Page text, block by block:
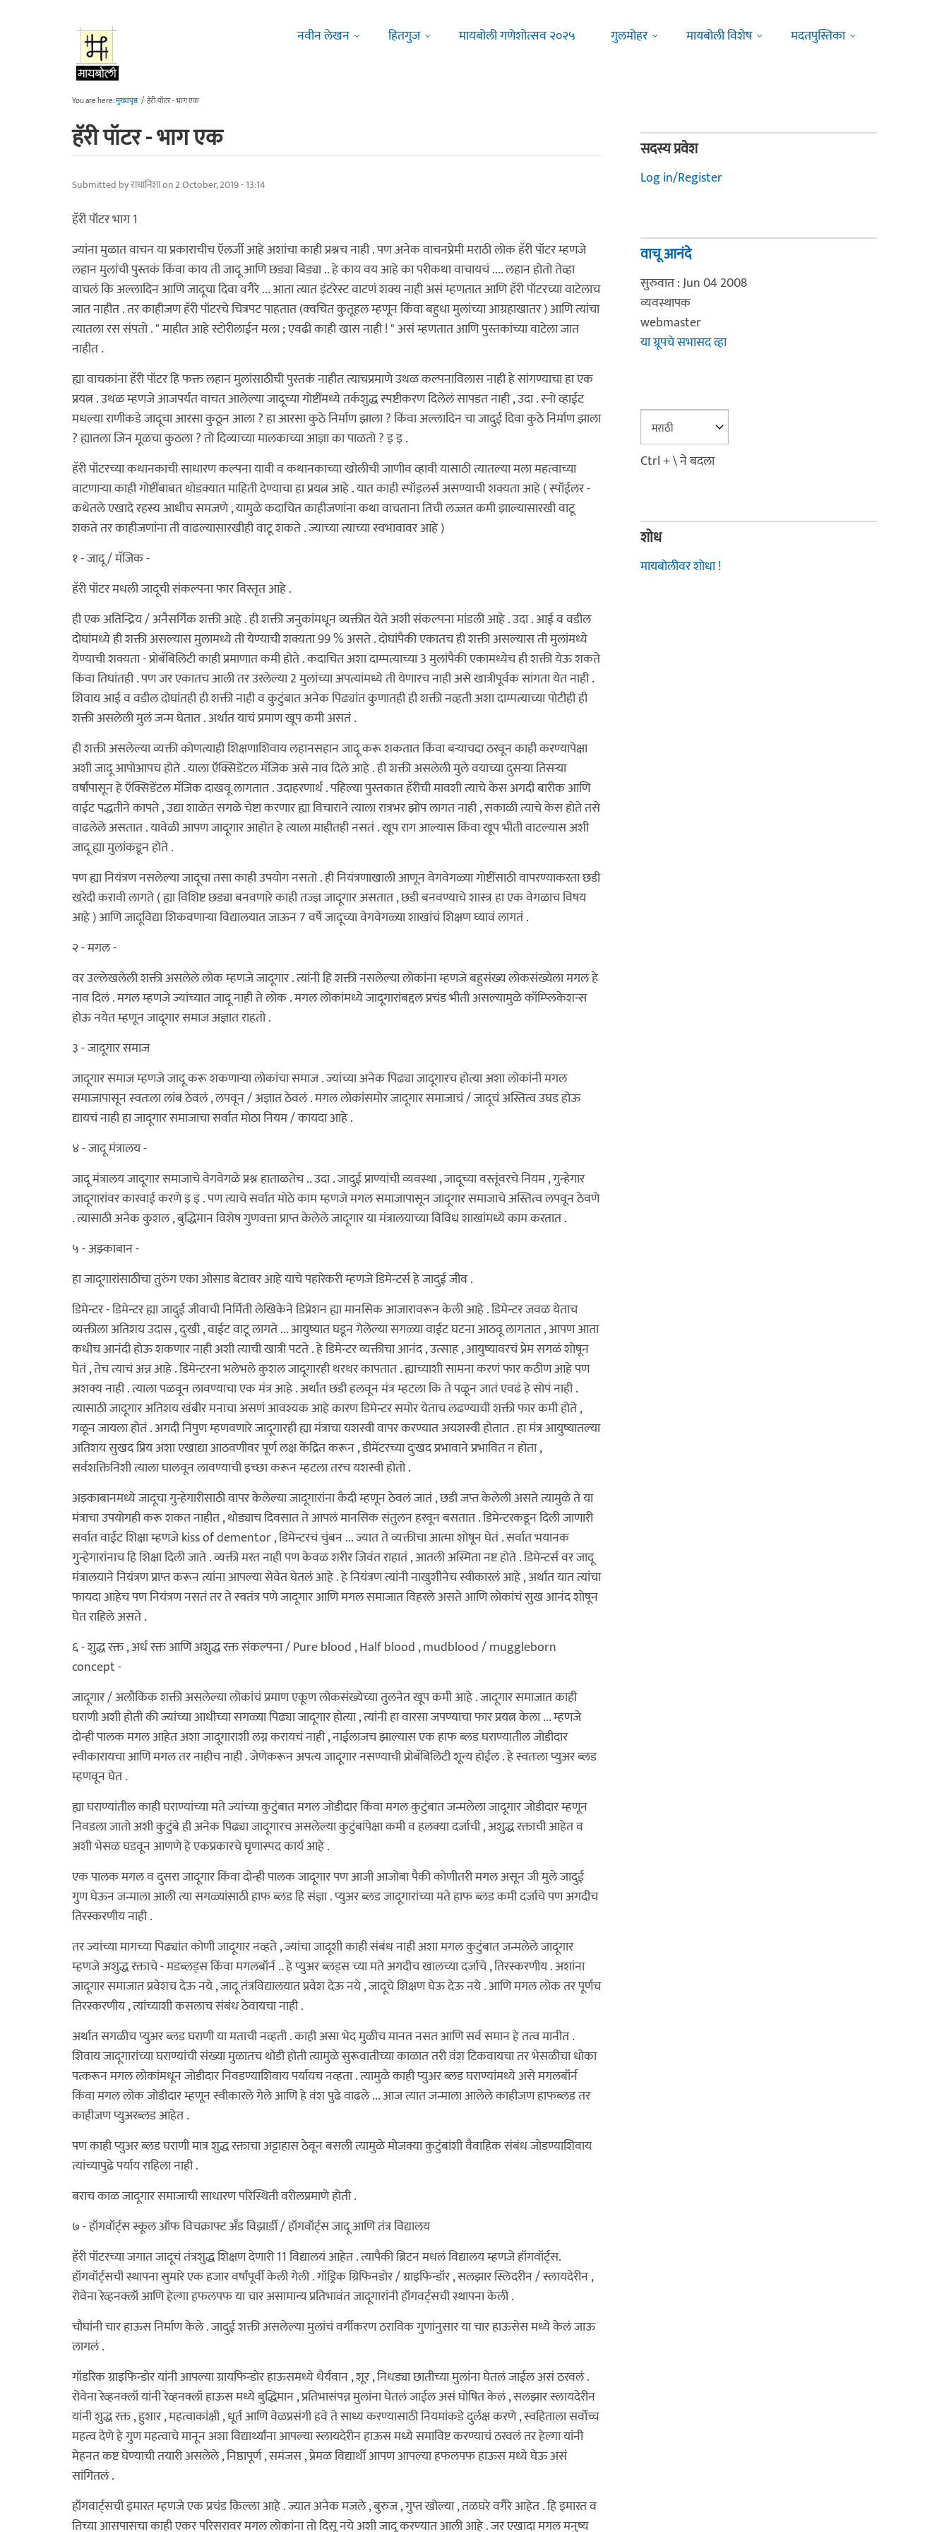
नवीन लेखन
हितगुज मायबोली गणेशोत्सव २०२५ गुलमोहर मायबोली विशेष मदतपुस्तिका
You are here:मुख्यपृष्ठ / हॅरी पॉटर - भाग एक
हॅरी पॉटर - भाग एक
Submitted byराधानिशाon 2 October, 2019 - 13:14
हॅरी पॉटर भाग 1
ज्यांना मुळात वाचन या प्रकाराचीच ऍलर्जी आहे अशांचा काही प्रश्नच नाही . पण अनेक वाचनप्रेमी मराठी लोक हॅरी पॉटर म्हणजे
लहान मुलांची पुस्तकं किंवा काय ती जादू आणि छड्या बिड्या .. हे काय वय आहे का परीकथा वाचायचं .... लहान होतो तेव्हा
वाचलं कि अल्लादिन आणि जादूचा दिवा वगैरे ... आता त्यात इंटरेस्ट वाटणं शक्य नाही असं म्हणतात आणि हॅरी पॉटरच्या वाटेलाच
जात नाहीत . तर काहीजण हॅरी पॉटरचे चित्रपट पाहतात (क्वचित कुतूहल म्हणून किंवा बहुधा मुलांच्या आग्रहाखातर ) आणि त्यांचा
त्यातला रस संपतो . " माहीत आहे स्टोरीलाईन मला ; एवढी काही खास नाही ! " असं म्हणतात आणि पुस्तकांच्या वाटेला जात
नाहीत .
ह्या वाचकांना हॅरी पॉटर हि फक्त लहान मुलांसाठीची पुस्तकं नाहीत त्याचप्रमाणे उथळ कल्पनाविलास नाही हे सांगण्याचा हा एक
प्रयत्न . उथळ म्हणजे आजपर्यंत वाचत आलेल्या जादूच्या गोष्टींमध्ये तर्कशुद्ध स्पष्टीकरण दिलेलं सापडत नाही , उदा . स्नो व्हाईट
मधल्या राणीकडे जादूचा आरसा कुठून आला ? हा आरसा कुठे निर्माण झाला ? किंवा अल्लादिन चा जादुई दिवा कुठे निर्माण झाला
? ह्यातला जिन मूळचा कुठला ? तो दिव्याच्या मालकाच्या आज्ञा का पाळतो ? इ इ .
हॅरी पॉटरच्या कथानकाची साधारण कल्पना यावी व कथानकाच्या खोलीची जाणीव व्हावी यासाठी त्यातल्या मला महत्वाच्या
वाटणाऱ्या काही गोष्टींबाबत थोडक्यात माहिती देण्याचा हा प्रयत्न आहे . यात काही स्पॉइलर्स असण्याची शक्यता आहे ( स्पॉईलर -
कथेतले एखादे रहस्य आधीच समजणे , यामुळे कदाचित काहीजणांना कथा वाचताना तिची लज्जत कमी झाल्यासारखी वाटू
शकते तर काहीजणांना ती वाढल्यासारखीही वाटू शकते . ज्याच्या त्याच्या स्वभावावर आहे )
१ - जादू / मॅजिक -
हॅरी पॉटर मधली जादूची संकल्पना फार विस्तृत आहे .
ही एक अतिन्द्रिय / अनैसर्गिक शक्ती आहे . ही शक्ती जनुकांमधून व्यक्तीत येते अशी संकल्पना मांडली आहे . उदा . आई व वडील
दोघांमध्ये ही शक्ती असल्यास मुलामध्ये ती येण्याची शक्यता 99 % असते . दोघांपैकी एकातच ही शक्ती असल्यास ती मुलांमध्ये
येण्याची शक्यता - प्रोबॅबिलिटी काही प्रमाणात कमी होते . कदाचित अशा दाम्पत्याच्या 3 मुलांपैकी एकामध्येच ही शक्ती येऊ शकते
किंवा तिघांतही . पण जर एकातच आली तर उरलेल्या 2 मुलांच्या अपत्यांमध्ये ती येणारच नाही असे खात्रीपूर्वक सांगता येत नाही .
शिवाय आई व वडील दोघांतही ही शक्ती नाही व कुटुंबात अनेक पिढ्यांत कुणातही ही शक्ती नव्हती अशा दाम्पत्याच्या पोटीही ही
शक्ती असलेली मुलं जन्म घेतात . अर्थात याचं प्रमाण खूप कमी असतं .
ही शक्ती असलेल्या व्यक्ती कोणत्याही शिक्षणाशिवाय लहानसहान जादू करू शकतात किंवा बऱ्याचदा ठरवून काही करण्यापेक्षा
अशी जादू आपोआपच होते . याला ऍक्सिडेंटल मॅजिक असे नाव दिले आहे . ही शक्ती असलेली मुले वयाच्या दुसऱ्या तिसऱ्या
वर्षांपासून हे ऍक्सिडेंटल मॅजिक दाखवू लागतात . उदाहरणार्थ . पहिल्या पुस्तकात हॅरीची मावशी त्याचे केस अगदी बारीक आणि
वाईट पद्धतीने कापते , उद्या शाळेत सगळे चेष्टा करणार ह्या विचाराने त्याला रात्रभर झोप लागत नाही , सकाळी त्याचे केस होते तसे
वाढलेले असतात . यावेळी आपण जादूगार आहोत हे त्याला माहीतही नसतं . खूप राग आल्यास किंवा खूप भीती वाटल्यास अशी
जादू ह्या मुलांकडून होते .
पण ह्या नियंत्रण नसलेल्या जादूचा तसा काही उपयोग नसतो . ही नियंत्रणाखाली आणून वेगवेगळ्या गोष्टींसाठी वापरण्याकरता छडी
खरेदी करावी लागते ( ह्या विशिष्ट छड्या बनवणारे काही तज्ज्ञ जादूगार असतात , छडी बनवण्याचे शास्त्र हा एक वेगळाच विषय
आहे ) आणि जादूविद्या शिकवणाऱ्या विद्यालयात जाऊन 7 वर्षे जादूच्या वेगवेगळ्या शाखांचं शिक्षण घ्यावं लागतं .
२ - मगल -
वर उल्लेखलेली शक्ती असलेले लोक म्हणजे जादूगार . त्यांनी हि शक्ती नसलेल्या लोकांना म्हणजे बहुसंख्य लोकसंख्येला मगल हे
नाव दिलं . मगल म्हणजे ज्यांच्यात जादू नाही ते लोक . मगल लोकांमध्ये जादूगारांबद्दल प्रचंड भीती असल्यामुळे कॉम्प्लिकेशन्स
होऊ नयेत म्हणून जादूगार समाज अज्ञात राहतो .
३ - जादूगार समाज
जादूगार समाज म्हणजे जादू करू शकणाऱ्या लोकांचा समाज . ज्यांच्या अनेक पिढ्या जादूगारच होत्या अशा लोकांनी मगल
समाजापासून स्वतःला लांब ठेवलं , लपवून / अज्ञात ठेवलं . मगल लोकांसमोर जादूगार समाजाचं / जादूचं अस्तित्व उघड होऊ
द्यायचं नाही हा जादूगार समाजाचा सर्वात मोठा नियम / कायदा आहे .
४ - जादू मंत्रालय -
जादू मंत्रालय जादूगार समाजाचे वेगवेगळे प्रश्न हाताळतेच .. उदा . जादुई प्राण्यांची व्यवस्था , जादूच्या वस्तूंवरचे नियम , गुन्हेगार
जादूगारांवर कारवाई करणे इ इ . पण त्याचे सर्वात मोठे काम म्हणजे मगल समाजापासून जादूगार समाजाचे अस्तित्व लपवून ठेवणे
. त्यासाठी अनेक कुशल , बुद्धिमान विशेष गुणवत्ता प्राप्त केलेले जादूगार या मंत्रालयाच्या विविध शाखांमध्ये काम करतात .
५ - अझ्काबान -
हा जादूगारांसाठीचा तुरुंग एका ओसाड बेटावर आहे याचे पहारेकरी म्हणजे डिमेन्टर्स हे जादुई जीव .
डिमेन्टर - डिमेन्टर ह्या जादुई जीवाची निर्मिती लेखिकेने डिप्रेशन ह्या मानसिक आजारावरून केली आहे . डिमेन्टर जवळ येताच
व्यक्तीला अतिशय उदास , दुःखी , वाईट वाटू लागते ... आयुष्यात घडून गेलेल्या सगळ्या वाईट घटना आठवू लागतात , आपण आता
कधीच आनंदी होऊ शकणार नाही अशी त्याची खात्री पटते . हे डिमेन्टर व्यक्तीचा आनंद , उत्साह , आयुष्यावरचं प्रेम सगळं शोषून
घेतं , तेच त्याचं अन्न आहे . डिमेन्टरना भलेभले कुशल जादूगारही थरथर कापतात . ह्याच्याशी सामना करणं फार कठीण आहे पण
अशक्य नाही . त्याला पळवून लावण्याचा एक मंत्र आहे . अर्थात छडी हलवून मंत्र म्हटला कि ते पळून जातं एवढं हे सोपं नाही .
त्यासाठी जादूगार अतिशय खंबीर मनाचा असणं आवश्यक आहे कारण डिमेन्टर समोर येताच लढण्याची शक्ती फार कमी होते ,
गळून जायला होतं . अगदी निपुण म्हणवणारे जादूगारही ह्या मंत्राचा यशस्वी वापर करण्यात अयशस्वी होतात . हा मंत्र आयुष्यातल्या
अतिशय सुखद प्रिय अशा एखाद्या आठवणीवर पूर्ण लक्ष केंद्रित करून , डीमेंटरच्या दुःखद प्रभावाने प्रभावित न होता ,
सर्वशक्तिनिशी त्याला घालवून लावण्याची इच्छा करून म्हटला तरच यशस्वी होतो .
अझ्काबानमध्ये जादूचा गुन्हेगारीसाठी वापर केलेल्या जादूगारांना कैदी म्हणून ठेवलं जातं , छडी जप्त केलेली असते त्यामुळे ते या
मंत्राचा उपयोगही करू शकत नाहीत , थोड्याच दिवसात ते आपलं मानसिक संतुलन हरवून बसतात . डिमेन्टरकडून दिली जाणारी
सर्वात वाईट शिक्षा म्हणजे kiss of dementor , डिमेन्टरचं चुंबन ... ज्यात ते व्यक्तीचा आत्मा शोषून घेतं . सर्वात भयानक
गुन्हेगारांनाच हि शिक्षा दिली जाते . व्यक्ती मरत नाही पण केवळ शरीर जिवंत राहातं , आतली अस्मिता नष्ट होते . डिमेन्टर्स वर जादू
मंत्रालयाने नियंत्रण प्राप्त करून त्यांना आपल्या सेवेत घेतलं आहे . हे नियंत्रण त्यांनी नाखुशीनेच स्वीकारलं आहे , अर्थात यात त्यांचा
फायदा आहेच पण नियंत्रण नसतं तर ते स्वतंत्र पणे जादूगार आणि मगल समाजात विहरले असते आणि लोकांचं सुख आनंद शोषून
घेत राहिले असते .
६ - शुद्ध रक्त , अर्ध रक्त आणि अशुद्ध रक्त संकल्पना / Pure blood , Half blood , mudblood / muggleborn
concept -
जादूगार / अलौकिक शक्ती असलेल्या लोकांचं प्रमाण एकूण लोकसंख्येच्या तुलनेत खूप कमी आहे . जादूगार समाजात काही
घराणी अशी होती की ज्यांच्या आधीच्या सगळ्या पिढ्या जादूगार होत्या , त्यांनी हा वारसा जपण्याचा फार प्रयत्न केला ... म्हणजे
दोन्ही पालक मगल आहेत अशा जादूगाराशी लग्न करायचं नाही , नाईलाजच झाल्यास एक हाफ ब्लड घराण्यातील जोडीदार
स्वीकारायचा आणि मगल तर नाहीच नाही . जेणेकरून अपत्य जादूगार नसण्याची प्रोबॅबिलिटी शून्य होईल . हे स्वतःला प्युअर ब्लड
म्हणवून घेत .
ह्या घराण्यांतील काही घराण्यांच्या मते ज्यांच्या कुटुंबात मगल जोडीदार किंवा मगल कुटुंबात जन्मलेला जादूगार जोडीदार म्हणून
निवडला जातो अशी कुटुंबे ही अनेक पिढ्या जादूगारच असलेल्या कुटुंबांपेक्षा कमी व हलक्या दर्जाची , अशुद्ध रक्ताची आहेत व
अशी भेसळ घडवून आणणे हे एकप्रकारचे घृणास्पद कार्य आहे .
एक पालक मगल व दुसरा जादूगार किंवा दोन्ही पालक जादूगार पण आजी आजोबा पैकी कोणीतरी मगल असून जी मुले जादुई
गुण घेऊन जन्माला आली त्या सगळ्यांसाठी हाफ ब्लड हि संज्ञा . प्युअर ब्लड जादूगारांच्या मते हाफ ब्लड कमी दर्जाचे पण अगदीच
तिरस्करणीय नाही .
तर ज्यांच्या मागच्या पिढ्यांत कोणी जादूगार नव्हते , ज्यांचा जादूशी काही संबंध नाही अशा मगल कुटुंबात जन्मलेले जादूगार
म्हणजे अशुद्ध रक्ताचे - मडब्लड्स किंवा मगलबॉर्न .. हे प्युअर ब्लड्स च्या मते अगदीच खालच्या दर्जाचे , तिरस्करणीय . अशांना
जादूगार समाजात प्रवेशच देऊ नये , जादू तंत्रविद्यालयात प्रवेश देऊ नये , जादूचे शिक्षण घेऊ देऊ नये . आणि मगल लोक तर पूर्णच
तिरस्करणीय , त्यांच्याशी कसलाच संबंध ठेवायचा नाही .
अर्थात सगळीच प्युअर ब्लड घराणी या मताची नव्हती . काही असा भेद मुळीच मानत नसत आणि सर्व समान हे तत्व मानीत .
शिवाय जादूगारांच्या घराण्यांची संख्या मुळातच थोडी होती त्यामुळे सुरूवातीच्या काळात तरी वंश टिकवायचा तर भेसळीचा धोका
पत्करून मगल लोकांमधून जोडीदार निवडण्याशिवाय पर्यायच नव्हता . त्यामुळे काही प्युअर ब्लड घराण्यांमध्ये असे मगलबॉर्न
किंवा मगल लोक जोडीदार म्हणून स्वीकारले गेले आणि हे वंश पुढे वाढले ... आज त्यात जन्माला आलेले काहीजण हाफब्लड तर
काहीजण प्युअरब्लड आहेत .
पण काही प्युअर ब्लड घराणी मात्र शुद्ध रक्ताचा अट्टाहास ठेवून बसली त्यामुळे मोजक्या कुटुंबांशी वैवाहिक संबंध जोडण्याशिवाय
त्यांच्यापुढे पर्याय राहिला नाही .
बराच काळ जादूगार समाजाची साधारण परिस्थिती वरीलप्रमाणे होती .
७ - हॉगवॉर्ट्स स्कूल ऑफ विचक्राफ्ट अँड विझार्डी / हॉगवॉर्ट्स जादू आणि तंत्र विद्यालय
हॅरी पॉटरच्या जगात जादूचं तंत्रशुद्ध शिक्षण देणारी 11 विद्यालयं आहेत . त्यापैकी ब्रिटन मधलं विद्यालय म्हणजे हॉगवॉर्ट्स.
हॉगवॉर्ट्सची स्थापना सुमारे एक हजार वर्षांपूर्वी केली गेली . गॉड्रिक ग्रिफिनडोर / ग्राइफिन्डॉर , सलझार स्लिदरीन / स्लायदेरीन ,
रोवेना रेव्हनक्लॉ आणि हेल्गा हफलपफ या चार असामान्य प्रतिभावंत जादूगारांनी हॉगवर्ट्सची स्थापना केली .
चौघांनी चार हाऊस निर्माण केले . जादुई शक्ती असलेल्या मुलांचं वर्गीकरण ठराविक गुणांनुसार या चार हाऊसेस मध्ये केलं जाऊ
लागलं .
गॉडरिक ग्राइफिन्डोर यांनी आपल्या ग्रायफिन्डोर हाऊसमध्ये धैर्यवान , शूर , निधड्या छातीच्या मुलांना घेतलं जाईल असं ठरवलं .
रोवेना रेव्हनक्लॉ यांनी रेव्हनक्लॉ हाऊस मध्ये बुद्धिमान , प्रतिभासंपन्न मुलांना घेतलं जाईल असं घोषित केलं , सलझार स्लायदेरीन
यांनी शुद्ध रक्त , हुशार , महत्वाकांक्षी , धूर्त आणि वेळप्रसंगी हवे ते साध्य करण्यासाठी नियमांकडे दुर्लक्ष करणे , स्वहिताला सर्वोच्च
महत्व देणे हे गुण महत्वाचे मानून अशा विद्यार्थ्यांना आपल्या स्लायदेरीन हाऊस मध्ये समाविष्ट करण्याचं ठरवलं तर हेल्गा यांनी
मेहनत कष्ट घेण्याची तयारी असलेले , निष्ठापूर्ण , समंजस , प्रेमळ विद्यार्थी आपण आपल्या हफलपफ हाऊस मध्ये घेऊ असं
सांगितलं .
हॉगवार्ट्सची इमारत म्हणजे एक प्रचंड किल्ला आहे . ज्यात अनेक मजले , बुरुज , गुप्त खोल्या , तळघरे वगैरे आहेत . हि इमारत व
तिच्या आसपासचा काही एकर परिसरावर मगल लोकांना तो दिसू नये अशी जादू करण्यात आली आहे . जर एखादा मगल मनुष्य
सदस्य प्रवेश
Log in/Register
वाचू आनंदे
सुरुवात : Jun 04 2008
व्यवस्थापक
webmaster
या ग्रूपचे सभासद व्हा
Ctrl + \ ने बदला
शोध
मायबोलीवर शोधा !